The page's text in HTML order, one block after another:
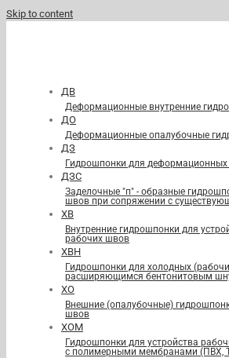
Skip to content
ДВ
Деформационные внутренние
ДО
Деформационные опалубочные
ДЗ
Гидрошпонки для
ДЗС
Заделочные "п" - образные
швов при сопряжении с
ХВ
Внутренние гидрошпонки для
рабочих швов
ХВН
Гидрошпонки для холодных
расширяющимся бентонитовым
ХО
Внешние (опалубочные)
швов
ХОМ
Гидрошпонки для устройства
с полимерными мембранами (ПВХ,